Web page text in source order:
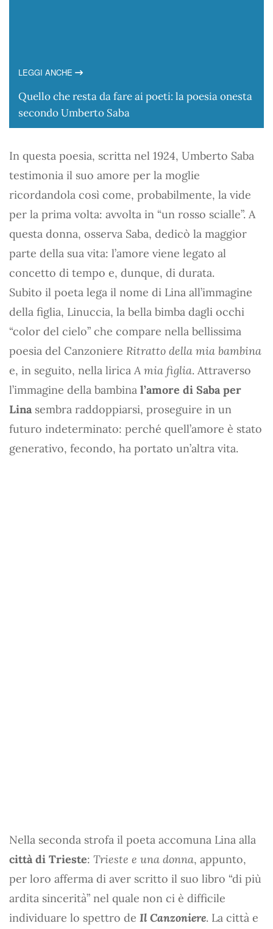
LEGGI ANCHE
Quello che resta da fare ai poeti: la poesia onesta
secondo Umberto Saba
In questa poesia, scritta nel 1924, Umberto Saba
testimonia il suo amore per la moglie
ricordandola così come, probabilmente, la vide
per la prima volta: avvolta in “un rosso scialle”. A
questa donna, osserva Saba, dedicò la maggior
parte della sua vita: l’amore viene legato al
concetto di tempo e, dunque, di durata.
Subito il poeta lega il nome di Lina all’immagine
della figlia, Linuccia, la bella bimba dagli occhi
“color del cielo” che compare nella bellissima
poesia del Canzoniere Ritratto della mia bambina
e, in seguito, nella lirica A mia figlia. Attraverso
l’immagine della bambina l’amore di Saba per
Lina sembra raddoppiarsi, proseguire in un
futuro indeterminato: perché quell’amore è stato
generativo, fecondo, ha portato un’altra vita.
Nella seconda strofa il poeta accomuna Lina alla
città di Trieste: Trieste e una donna, appunto,
per loro afferma di aver scritto il suo libro “di più
ardita sincerità” nel quale non ci è difficile
individuare lo spettro de Il Canzoniere. La città e